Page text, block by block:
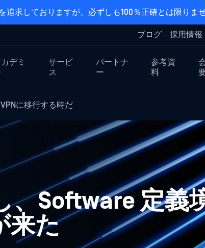
求しておりますが、必ずしも100％正確とは限りま
ブログ 採用情報
デミ
サービ
ス
パートナ
ー
参考資
料
に移行する時だ
、Software 定義
来た